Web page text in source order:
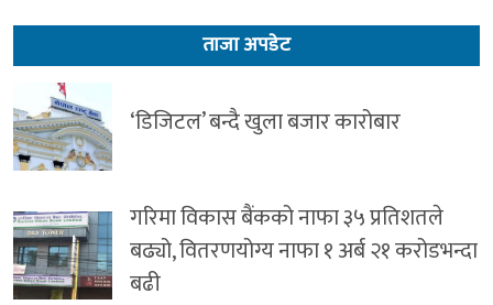
ताजा अपडेट
‘डिजिटल’ बन्दै खुला बजार कारोबार
गरिमा विकास बैंकको नाफा ३५ प्रतिशतले
बढ्यो, वितरणयोग्य नाफा १ अर्ब २१ करोडभन्दा
बढी